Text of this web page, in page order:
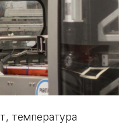
температура